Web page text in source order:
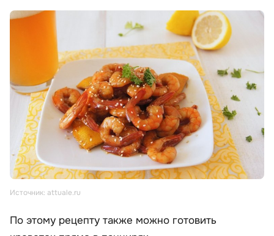
Источник: attuale.ru
По этому рецепту также можно готовить